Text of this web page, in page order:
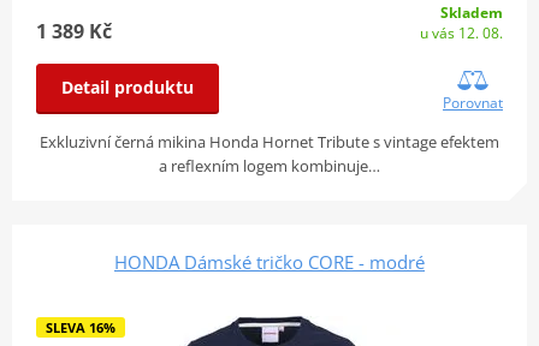
1 389 Kč
Skladem
u vás 12. 08.
Detail produktu
Porovnat
Exkluzivní černá mikina Honda Hornet Tribute s vintage efektem
a reflexním logem kombinuje…
HONDA Dámské tričko CORE - modré
SLEVA 16%